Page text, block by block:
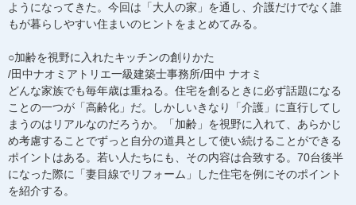
ようになってきた。今回は「大人の家」を通し、介護だけでなく誰
もが暮らしやすい住まいのヒントをまとめてみる。
○加齢を視野に入れたキッチンの創りかた
/田中ナオミアトリエ一級建築士事務所/田中 ナオミ
どんな家族でも毎年歳は重ねる。住宅を創るときに必ず話題になる
ことの一つが「高齢化」だ。しかしいきなり「介護」に直行してし
まうのはリアルなのだろうか。「加齢」を視野に入れて、あらかじ
め考慮することでずっと自分の道具として使い続けることができる
ポイントはある。若い人たちにも、その内容は合致する。70台後半
になった際に「妻目線でリフォーム」した住宅を例にそのポイント
を紹介する。